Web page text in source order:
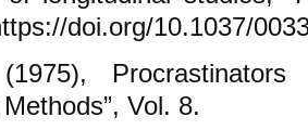
doi.org/10.1037/
Procrastinators
Vol. 8.